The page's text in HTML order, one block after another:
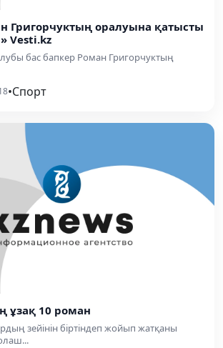
Григорчуктың оралуына қатысты
» Vesti.kz
бас бапкер Роман Григорчуктың
•Спорт
ұзақ 10 роман
зейінін біртіндеп жойып жатқаны